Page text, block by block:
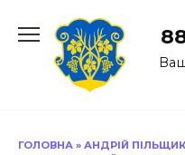
до
ГОЛОВНА » АНДРІЙ